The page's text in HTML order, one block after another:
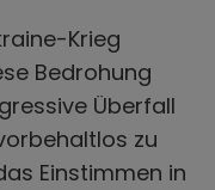
Krieg
Bedrohung
Überfall
zu
Einstimmen in